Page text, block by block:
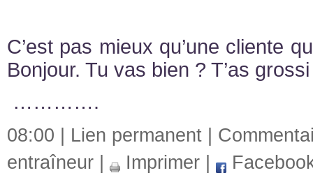
C’est pas mieux qu’une cliente
Bonjour. Tu vas bien ? T’as
………….
08:00 | Lien permanent
entraîneur
Imprimer